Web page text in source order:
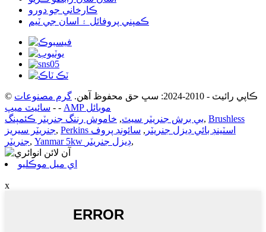
ڪارخاني جو دورو
ڪمپني پروفائل ۽ اسان جي ٽيم
© ڪاپي رائيٽ - 2010-2024: سڀ حق محفوظ آهن.
گرم مصنوعات
- سائيٽ ميپ -
AMP موبائل
بي برش جنريٽر سيٽ, خاموش رننگ جنريٽر ڪئمپنگ , Brushless
جنريٽر سيريز, Perkins اسٽينڊ بائي ڊيزل جنريٽر , سائونڊ پروف
جنريٽر, Yanmar 5kw ڊيزل جنريٽر,
اي ميل موڪليو
x